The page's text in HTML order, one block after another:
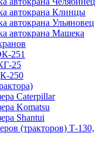
автокрана Клинцы
автокрана Ульяновец
автокрана Машека
251
25
250
Caterpillar
Komatsu
Shantui
(тракторов) Т-130,